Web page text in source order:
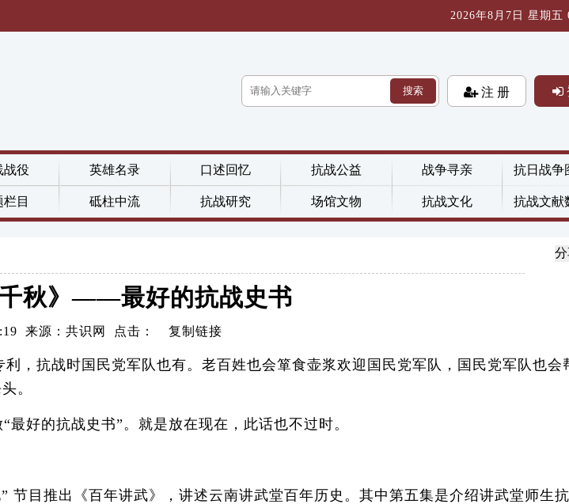
2026年8月7日 星期五
搜索 注 册
战役 英雄名录 口述回忆 抗战公益 战争寻亲 抗日战争
目 砥柱中流 抗战研究 场馆文物 抗战文化 抗战文献
秋》——最好的抗战史书
来源：共识网 点击： 复制链接
，抗战时国民党军队也有。老百姓也会箪食壶浆欢迎国民党军队，国民党军队也会
。
好的抗战史书”。就是放在现在，此话也不过时。
目推出《百年讲武》，讲述云南讲武堂百年历史。其中第五集是介绍讲武堂师生